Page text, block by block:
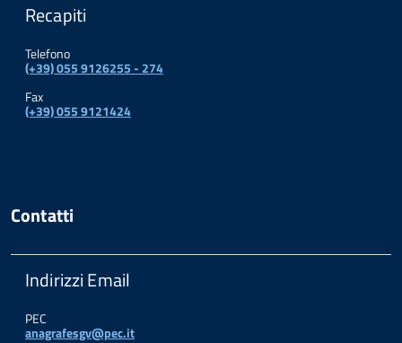
Recapiti
Telefono
(+39) 055 9126255 - 274
Fax
(+39) 055 9121424
Contatti
Indirizzi Email
PEC
anagrafesgv@pec.it